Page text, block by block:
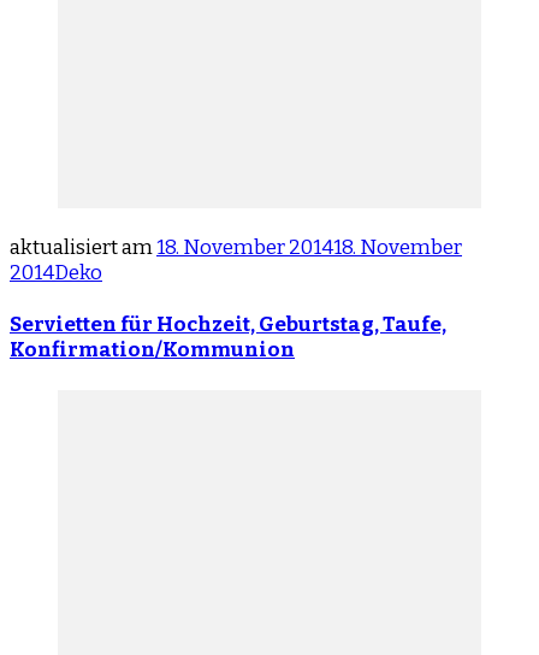
aktualisiert am18. November 201418. November
2014Deko
Servietten für Hochzeit, Geburtstag, Taufe,
Konfirmation/Kommunion